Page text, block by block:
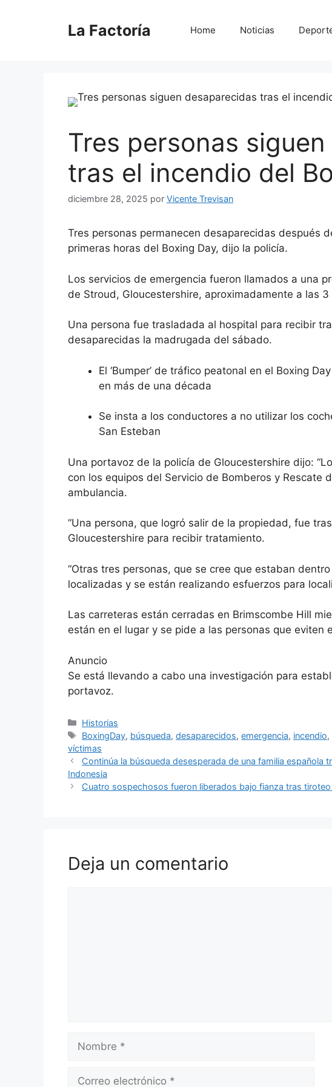
La Factoría Home Noticias
Tres personas
tras el incendio del
diciembre 28, 2025 por Vicente Trevisan
Tres personas permanecen desaparecidas después
primeras horas del Boxing Day, dijo la policía.
Los servicios de emergencia fueron llamados a una
de Stroud, Gloucestershire, aproximadamente a las 3
Una persona fue trasladada al hospital para recibir
desaparecidas la madrugada del sábado.
El ‘Bumper’ de tráfico peatonal en el Boxing
en más de una década
Se insta a los conductores a no utilizar los
San Esteban
Una portavoz de la policía de Gloucestershire dijo:
con los equipos del Servicio de Bomberos y Rescate
ambulancia.
“Una persona, que logró salir de la propiedad, fue
Gloucestershire para recibir tratamiento.
“Otras tres personas, que se cree que estaban
localizadas y se están realizando esfuerzos para
Las carreteras están cerradas en Brimscombe Hill
están en el lugar y se pide a las personas que eviten
Anuncio
Se está llevando a cabo una investigación para
portavoz.
Categorías
Historias
Etiquetas
BoxingDay, búsqueda,desaparecidos,emergencia, incendio,
víctimas
Continúa la búsqueda desesperada de una familia española
Indonesia
Cuatro sospechosos fueron liberados bajo fianza tras
Deja un comentario